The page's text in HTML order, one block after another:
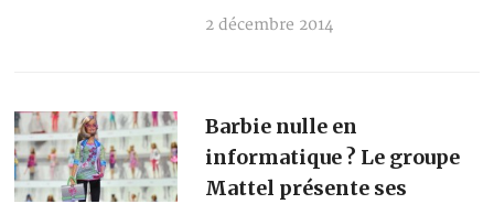
2 décembre 2014
Barbie nulle en
informatique ? Le groupe
Mattel présente ses